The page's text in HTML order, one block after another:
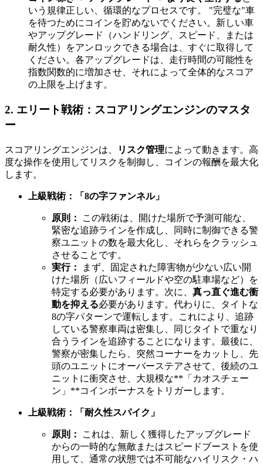
いう規律正しい、循環的なプロセスです。 "完璧な"車
を待つためにコインを貯めないでください。新しい車
やアップグレード（ハンドリング、スピード、または
耐久性）をアンロックできる場合は、すぐに取得して
ください。各アップグレードは、走行時間の可能性を
指数関数的に増加させ、それによって全体的なスコア
の上限を上げます。
2. エリート戦術：スコアリングエンジンのマスタ
ー
スコアリングエンジンは、 リスク管理によって動きます。高
度な操作を使用してリスクを制御し、コインの報酬を最大化
します。
上級戦術：「8の字ファンネル」
原則：
この戦術は、開けた場所で予測可能な、
緊密な追跡ラインを作成し、同時に制御できる警
察ユニットの数を最大化し、それらをクラッシュ
させることです。
実行：
まず、固定された障害物が少ない広い開
けた場所（広いフィールドや空の駐車場など）を
特定する必要があります。次に、 真っ直ぐ進む衝
動を抑える必要があります。代わりに、タイトな
8の字パターンで運転します。これにより、追跡
している警察車両は密集し、同じタイトで重なり
合うラインを追跡することになります。最後に、
警察が密集したら、突然コーナーをカットし、先
頭のユニットにオーバーステアさせて、後続のユ
ニットに衝突させ、大規模な**「カオスチェー
ン」**コインボーナスをトリガーします。
上級戦術：「耐久性スパイク」
原則：
これは、新しく獲得したアップグレード
からの一時的な無敵またはスピードブーストを使
用して、通常の状態では不可能なハイリスク・ハ